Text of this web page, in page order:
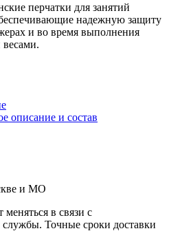
перчатки для занятий
надежную защиту
и во время выполнения
описание и состав
и МО
меняться в связи с
службы. Точные сроки доставки